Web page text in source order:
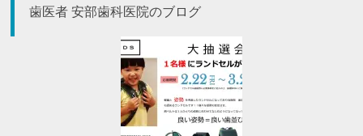
歯医者 安部歯科医院のブログ